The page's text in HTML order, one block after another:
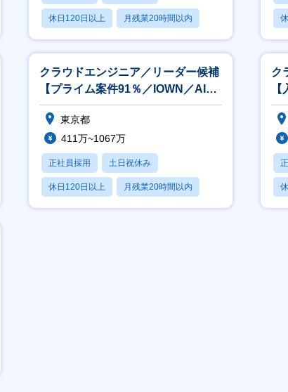
休日120日以上 月残業20時間以内
賞与あり
クラウドエンジニア／リーダー候補
【プライム案件91％／IOWN／AI／
フルリモート案件あり】
東京都
411万~1067万
正社員採用 土日祝休み
休日120日以上 月残業20時間以内
賞与あり
ク
修